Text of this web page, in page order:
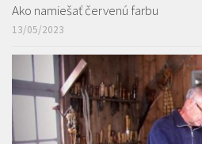
Ako namiešať červenú farbu
13/05/2023